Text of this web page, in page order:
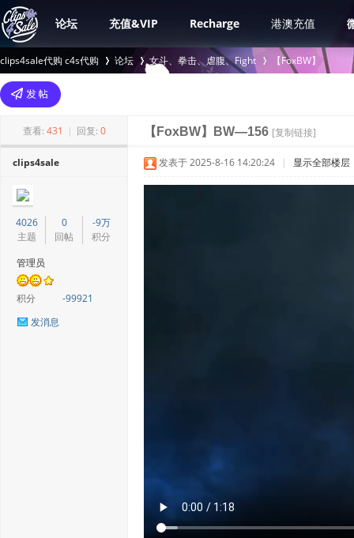
论坛 充值&VIP Recharge 港澳充值
clips4sale代购 c4s代购
>
论坛 女斗、拳击、虐腹、Fight
›
【FoxBW】
查看: 431 | 回复: 0 【FoxBW】BW—156 [复制链接]
clips4sale
4026
主题
0
回帖
-9万
积分
管理员
积分
-99921
发消息
发表于 2025-8-16 14:20:24 | 显示全部楼层